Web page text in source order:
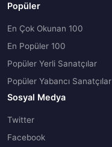
Popüler
En Çok Okunan 100
En Popüler 100
Popüler Yerli Sanatçılar
Popüler Yabancı Sanatçılar
Sosyal Medya
Twitter
Facebook